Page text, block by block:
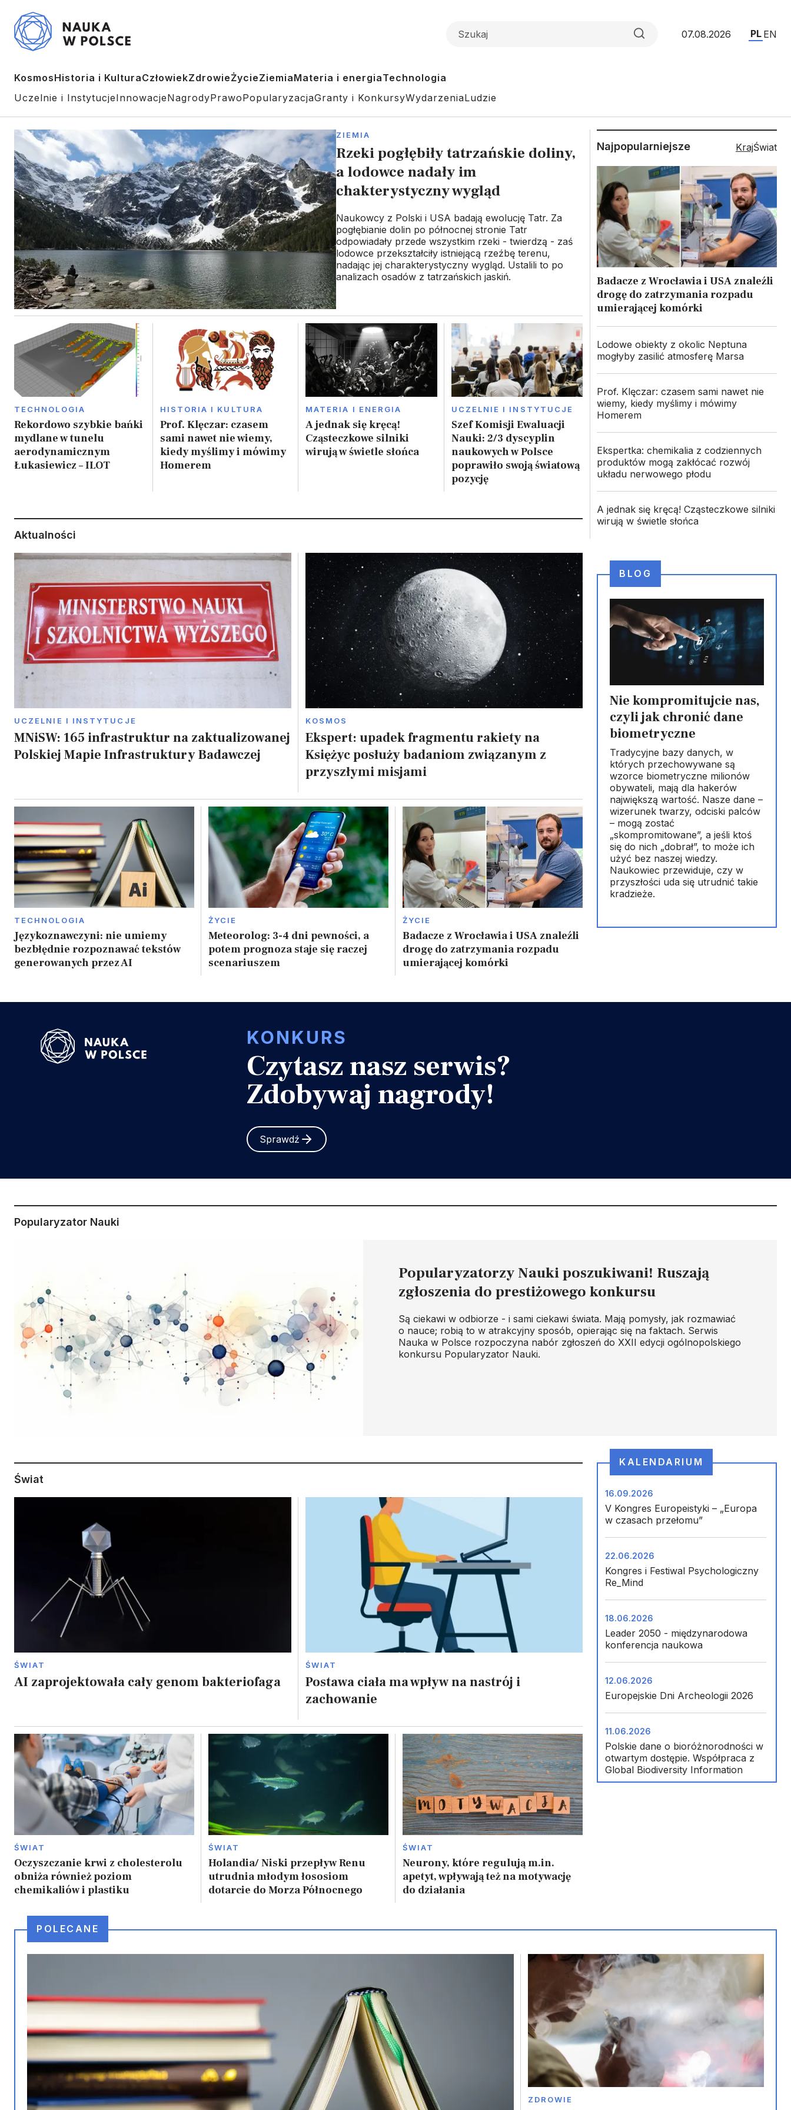
07.08.2026 PL EN
KosmosHistoria i KulturaCzłowiekZdrowieŻycieZiemiaMateria i energiaTechnologia
Uczelnie i InstytucjeInnowacjeNagrodyPrawoPopularyzacjaGranty i KonkursyWydarzeniaLudzie
ZIEMIA
Rzeki pogłębiły tatrzańskie doliny,
a lodowce nadały im
chakterystyczny wygląd
Naukowcy z Polski i USA badają ewolucję Tatr. Za
pogłębianie dolin po północnej stronie Tatr
odpowiadały przede wszystkim rzeki - twierdzą - zaś
lodowce przekształciły istniejącą rzeźbę terenu,
nadając jej charakterystyczny wygląd. Ustalili to po
analizach osadów z tatrzańskich jaskiń.
TECHNOLOGIA
Rekordowo szybkie bańki
mydlane w tunelu
aerodynamicznym
Łukasiewicz – ILOT
HISTORIA I KULTURA
Prof. Klęczar: czasem
sami nawet nie wiemy,
kiedy myślimy i mówimy
Homerem
MATERIA I ENERGIA
A jednak się kręcą!
Cząsteczkowe silniki
wirują w świetle słońca
UCZELNIE I INSTYTUCJE
Szef Komisji Ewaluacji
Nauki: 2/3 dyscyplin
naukowych w Polsce
poprawiło swoją światową
pozycję
Aktualności
UCZELNIE I INSTYTUCJE
MNiSW: 165 infrastruktur na zaktualizowanej
Polskiej Mapie Infrastruktury Badawczej
KOSMOS
Ekspert: upadek fragmentu rakiety na
Księżyc posłuży badaniom związanym z
przyszłymi misjami
TECHNOLOGIA
Językoznawczyni: nie umiemy
bezbłędnie rozpoznawać tekstów
generowanych przez AI
ŻYCIE
Meteorolog: 3-4 dni pewności, a
potem prognoza staje się raczej
scenariuszem
ŻYCIE
Badacze z Wrocławia i USA znaleźli
drogę do zatrzymania rozpadu
umierającej komórki
Najpopularniejsze KrajŚwiat
Badacze z Wrocławia i USA znaleźli
drogę do zatrzymania rozpadu
umierającej komórki
Lodowe obiekty z okolic Neptuna
mogłyby zasilić atmosferę Marsa
Prof. Klęczar: czasem sami nawet nie
wiemy, kiedy myślimy i mówimy
Homerem
Ekspertka: chemikalia z codziennych
produktów mogą zakłócać rozwój
układu nerwowego płodu
A jednak się kręcą! Cząsteczkowe silniki
wirują w świetle słońca
BLOG
Nie kompromitujcie nas,
czyli jak chronić dane
biometryczne
Tradycyjne bazy danych, w
których przechowywane są
wzorce biometryczne milionów
obywateli, mają dla hakerów
największą wartość. Nasze dane –
wizerunek twarzy, odciski palców
– mogą zostać
„skompromitowane”, a jeśli ktoś
się do nich „dobrał”, to może ich
użyć bez naszej wiedzy.
Naukowiec przewiduje, czy w
przyszłości uda się utrudnić takie
kradzieże.
KONKURS
Czytasz nasz serwis?
Zdobywaj nagrody!
Sprawdź
Popularyzator Nauki
Popularyzatorzy Nauki poszukiwani! Ruszają
zgłoszenia do prestiżowego konkursu
Są ciekawi w odbiorze - i sami ciekawi świata. Mają pomysły, jak rozmawiać
o nauce; robią to w atrakcyjny sposób, opierając się na faktach. Serwis
Nauka w Polsce rozpoczyna nabór zgłoszeń do XXII edycji ogólnopolskiego
konkursu Popularyzator Nauki.
Świat
ŚWIAT
AI zaprojektowała cały genom bakteriofaga
ŚWIAT
Postawa ciała ma wpływ na nastrój i
zachowanie
ŚWIAT
Oczyszczanie krwi z cholesterolu
obniża również poziom
chemikaliów i plastiku
ŚWIAT
Holandia/ Niski przepływ Renu
utrudnia młodym łososiom
dotarcie do Morza Północnego
ŚWIAT
Neurony, które regulują m.in.
apetyt, wpływają też na motywację
do działania
KALENDARIUM
16.09.2026
V Kongres Europeistyki – „Europa
w czasach przełomu”
22.06.2026
Kongres i Festiwal Psychologiczny
Re_Mind
18.06.2026
Leader 2050 - międzynarodowa
konferencja naukowa
12.06.2026
Europejskie Dni Archeologii 2026
11.06.2026
Polskie dane o bioróżnorodności w
otwartym dostępie. Współpraca z
Global Biodiversity Information
Facility (GBIF)
POLECANE
ZDROWIE